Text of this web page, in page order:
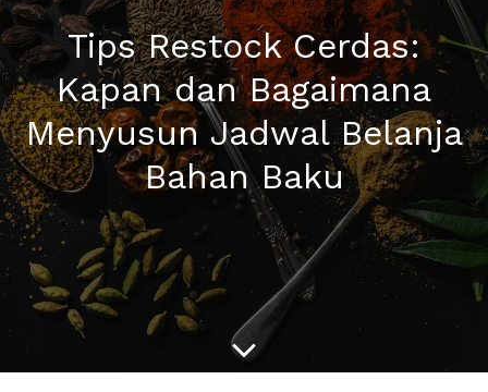
Tips Restock Cerdas:
Kapan dan Bagaimana
Menyusun Jadwal Belanja
Bahan Baku